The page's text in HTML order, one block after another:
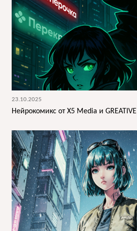
23.10.2025
Нейрокомикс от X5 Media и GREATIVE